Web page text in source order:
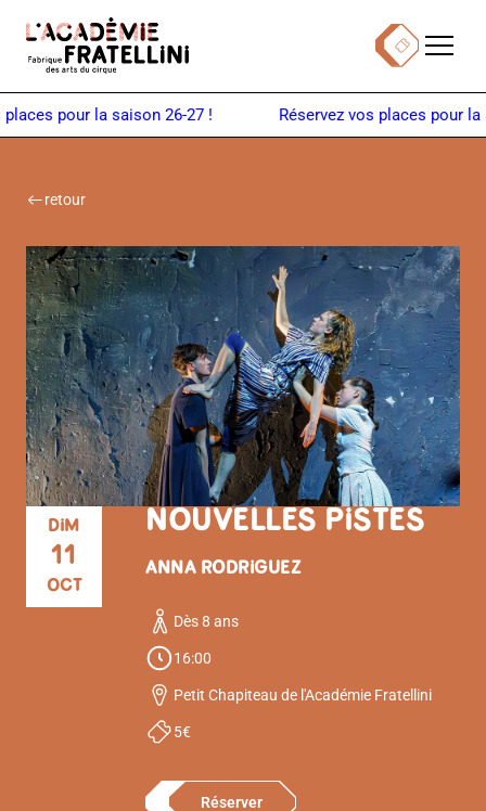
Billetterie
Menu
pour la saison 26-27 !
retour
DIM
11
OCT
NOUVELLES PISTES
ANNA RODRIGUEZ
Dès 8 ans
16:00
Petit Chapiteau de l'Académie Fratellini
5€
Réserver
Panneau de gestion des cookies